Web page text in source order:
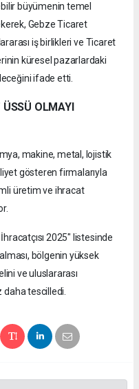
büyümenin temel
Gebze Ticaret
iş birlikleri ve Ticaret
küresel pazarlardaki
ifade etti.
OLMAYI
makine, metal, lojistik
gösteren firmalarıyla
üretim ve ihracat
2025" listesinde
bölgenin yüksek
ve uluslararası
daha tescilledi.